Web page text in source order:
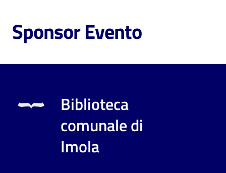
puoi
Sponsor Evento
Biblioteca
comunale di
Imola